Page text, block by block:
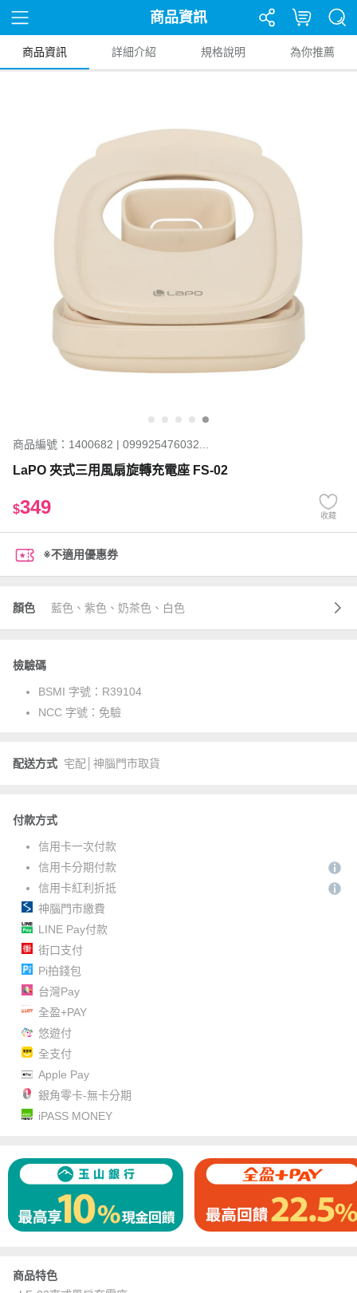
商品資訊
商品資訊 詳細介紹 規格說明 為你推薦
商品編號：1400682 | 099925476032...
LaPO 夾式三用風扇旋轉充電座 FS-02
$349 收藏
※不適用優惠券
顏色 藍色、紫色、奶茶色、白色
檢驗碼
BSMI 字號： R39104
NCC 字號： 免驗
配送方式 宅配│神腦門市取貨
付款方式
信用卡一次付款
信用卡分期付款
信用卡紅利折抵
神腦門市繳費
LINE Pay付款
街口支付
Pi拍錢包
台灣Pay
全盈+PAY
悠遊付
全支付
Apple Pay
銀角零卡-無卡分期
iPASS MONEY
商品特色